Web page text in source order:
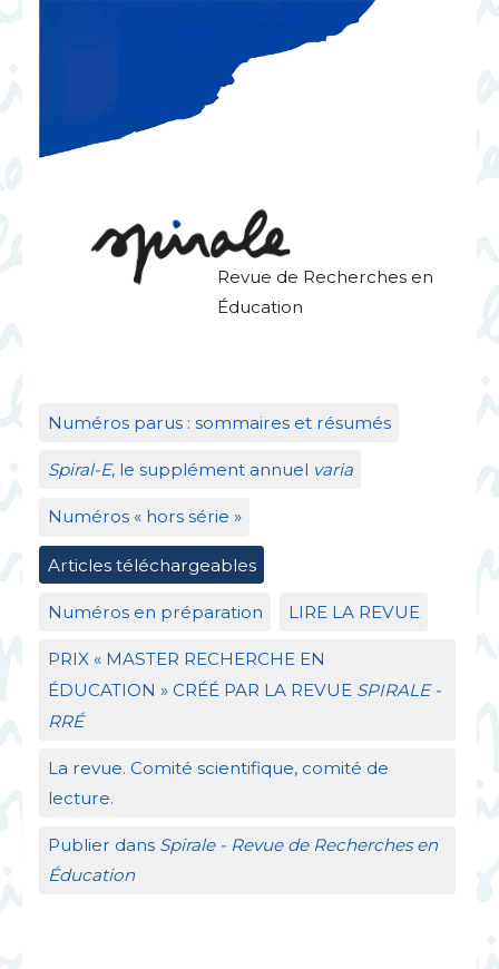
Revue de Recherches en
Éducation
Numéros parus : sommaires et résumés
Spiral-E, le supplément annuel varia
Numéros « hors série »
Articles téléchargeables
Numéros en préparation LIRE LA REVUE
PRIX« MASTER RECHERCHE EN
ÉDUCATION » CRÉÉ PAR LA REVUE SPIRALE-
RRÉ
La revue. Comité scientifique, comité de
lecture.
Publier dans Spirale - Revue de Recherches en
Éducation